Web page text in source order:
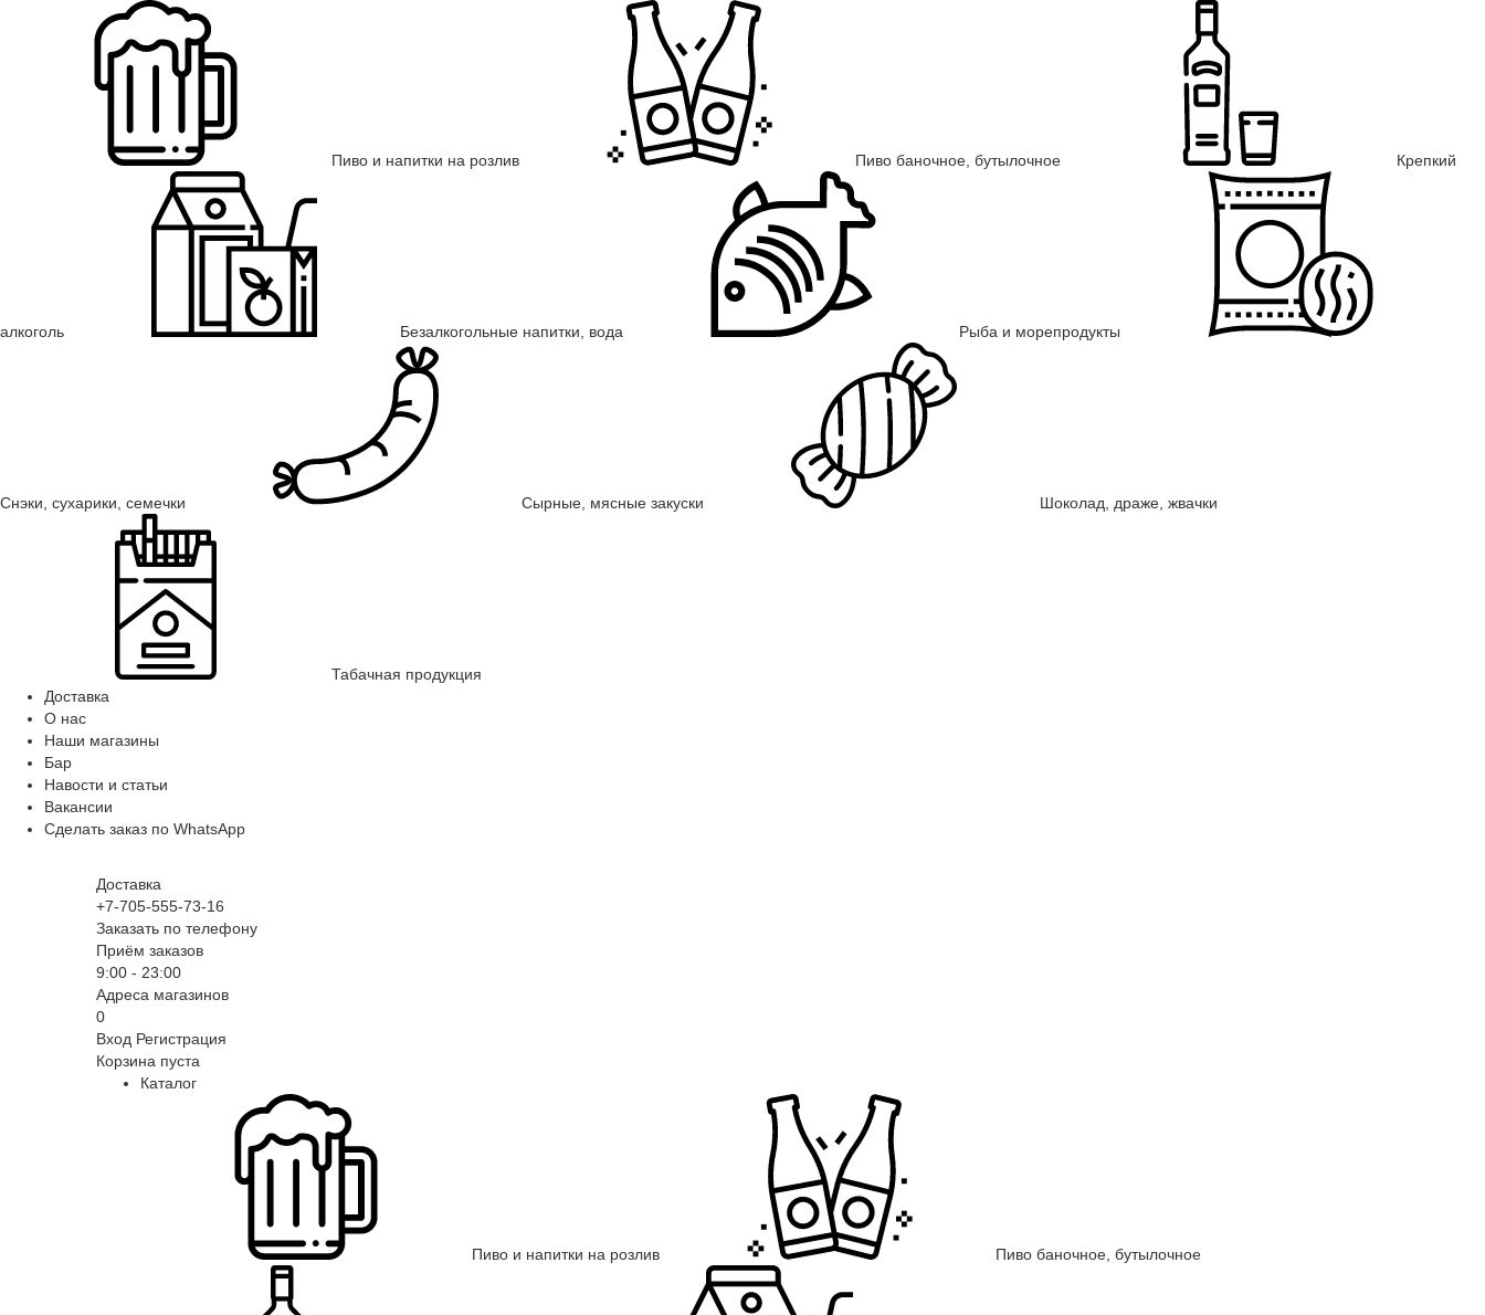
Пиво и напитки на розлив Пиво баночное, бутылочное Крепкий
алкоголь Безалкогольные напитки, вода Рыба и морепродукты
Снэки, сухарики, семечки Сырные, мясные закуски Шоколад, драже, жвачки
Табачная продукция
Доставка
О нас
Наши магазины
Бар
Навости и статьи
Вакансии
Сделать заказ по WhatsApp
Доставка
+7-705-555-73-16
Заказать по телефону
Приём заказов
9:00 - 23:00
Адреса магазинов
0
Вход Регистрация
Корзина пуста
Каталог
Пиво и напитки на розлив Пиво баночное, бутылочное